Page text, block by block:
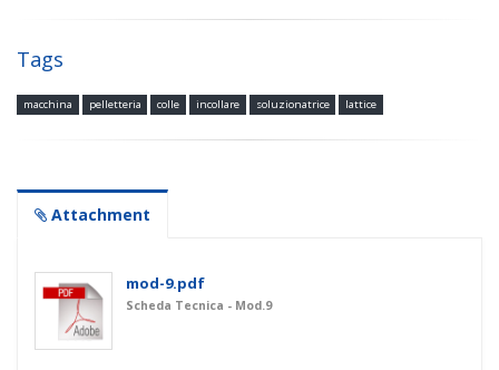
Tags
macchina pelletteria colle incollare soluzionatrice lattice
Attachment
mod-9.pdf
Scheda Tecnica - Mod.9